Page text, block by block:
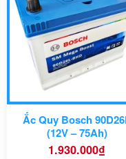
Công nghệ:
Dòng xe tương thích:
Ắc Quy Bosch
(12V – 75Ah)
1.930.000₫